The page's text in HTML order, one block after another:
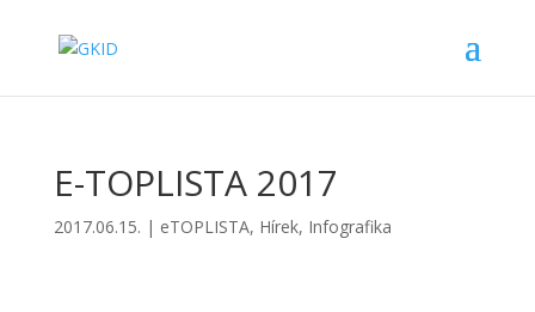
E-TOPLISTA 2017
2017.06.15. | eTOPLISTA, Hírek, Infografika